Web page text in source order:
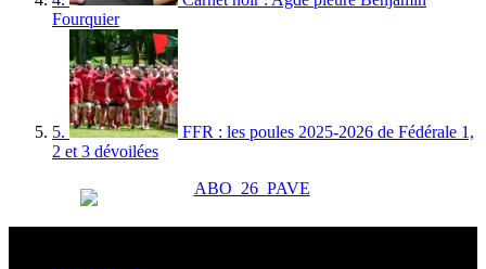
Fourquier
5.
FFR : les poules 2025-2026 de Fédérale 1,
2 et 3 dévoilées